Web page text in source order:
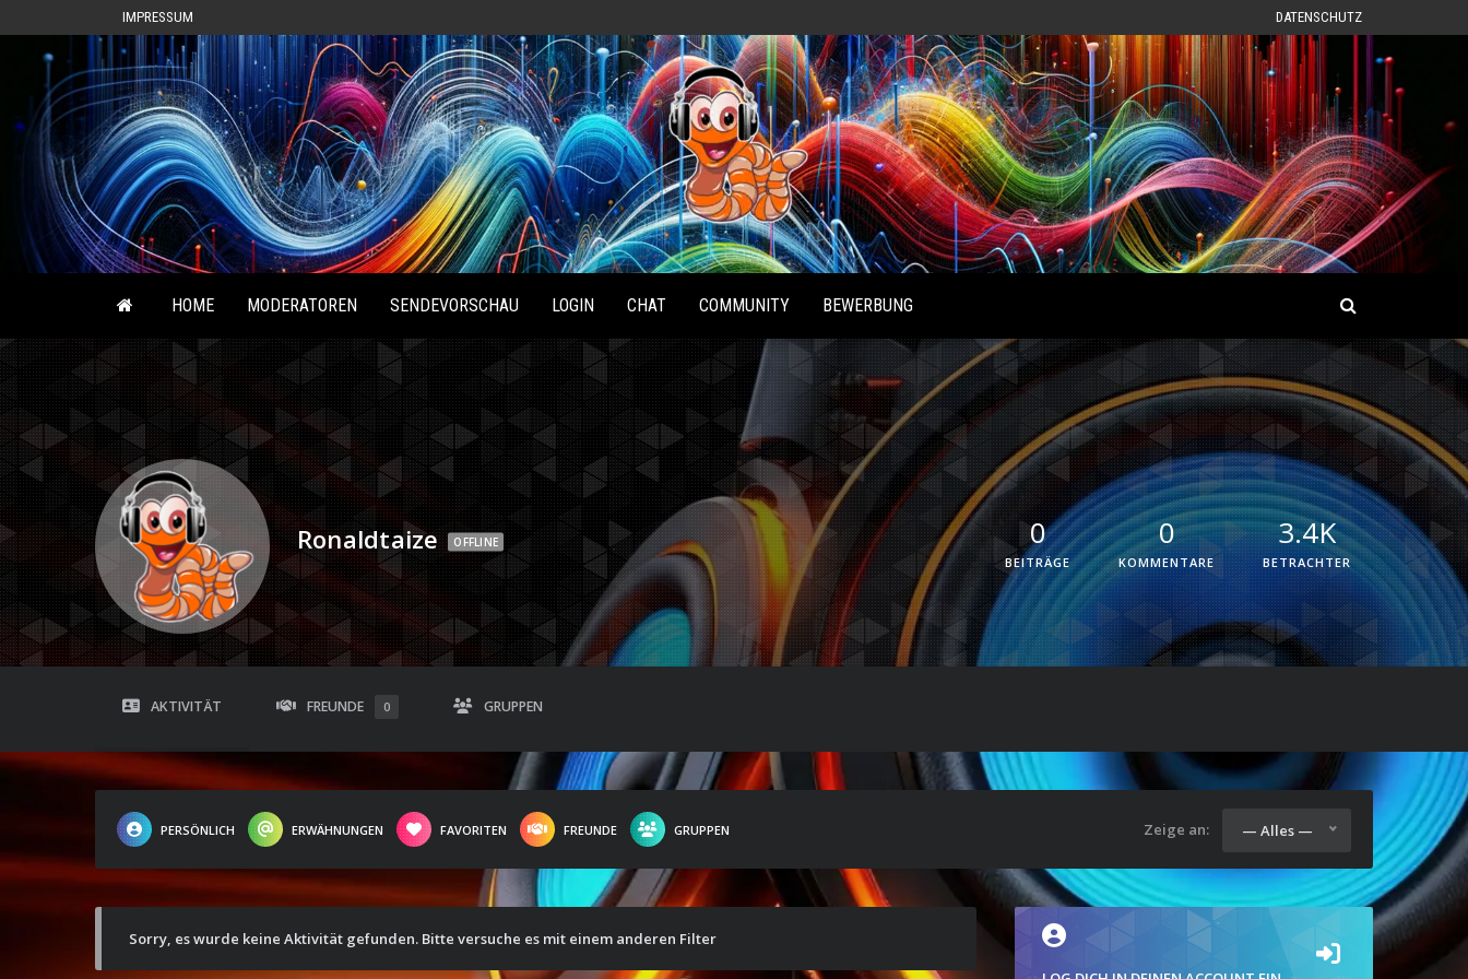
IMPRESSUM DATENSCHUTZ
Radio
Waterlu
HOME MODERATOREN SENDEVORSCHAU LOGIN CHAT COMMUNITY BEWERBUNG
Ronaldtaize OFFLINE 0
BEITRÄGE
0
KOMMENTARE
3.4K
BETRACHTER
AKTIVITÄT FREUNDE 0 GRUPPEN
PERSÖNLICH ERWÄHNUNGEN FAVORITEN FREUNDE GRUPPEN Zeige an: — Alles —
Sorry, es wurde keine Aktivität gefunden. Bitte versuche es mit einem anderen Filter